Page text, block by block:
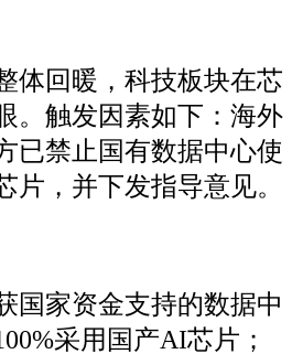
体回暖，科技板块在芯
。触发因素如下：海外
已禁止国有数据中心使
片，并下发指导意见。
国家资金支持的数据中
采用国产AI芯片；